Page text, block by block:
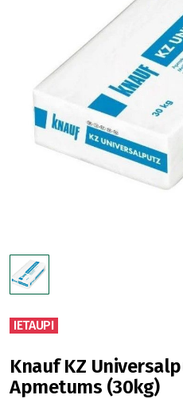
IETAUPI
Knauf KZ
Apmetums (30kg)